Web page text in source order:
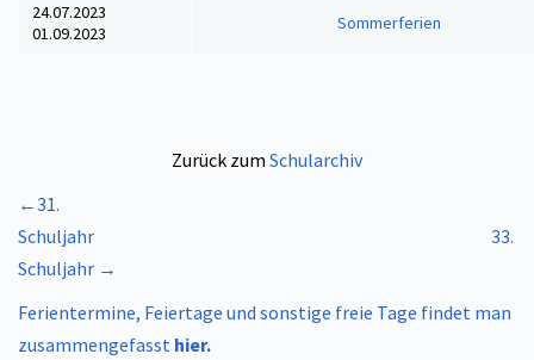
24.07.2023
01.09.2023
Sommerferien
Zurück zum Schularchiv
←31.
Schuljahr
33.
Schuljahr →
Ferientermine, Feiertage und sonstige freie Tage findet man
zusammengefasst hier.